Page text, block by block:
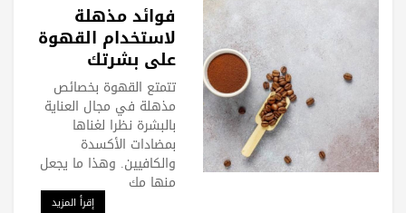
فوائد مذهلة
لاستخدام القهوة
على بشرتك
تتمتع القهوة بخصائص
مذهلة في مجال العناية
بالبشرة نظرا لغناها
بمضادات الأكسدة
والكافيين. وهذا ما يجعل
منها مك
إقرأ المزيد